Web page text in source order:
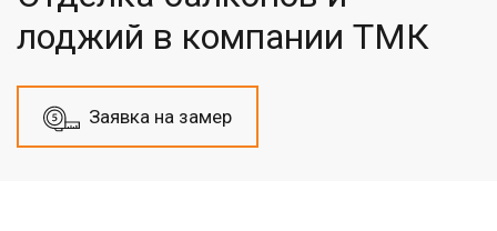
лоджий в компании ТМК
Заявка на замер